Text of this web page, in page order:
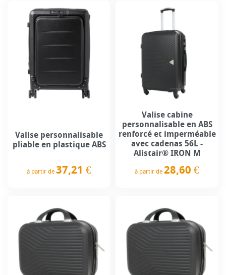
Valise personnalisable
pliable en plastique ABS
à partir de 37,21 €
Valise cabine
personnalisable en ABS
renforcé et imperméable
avec cadenas 56L -
Alistair® IRON M
à partir de 28,60 €